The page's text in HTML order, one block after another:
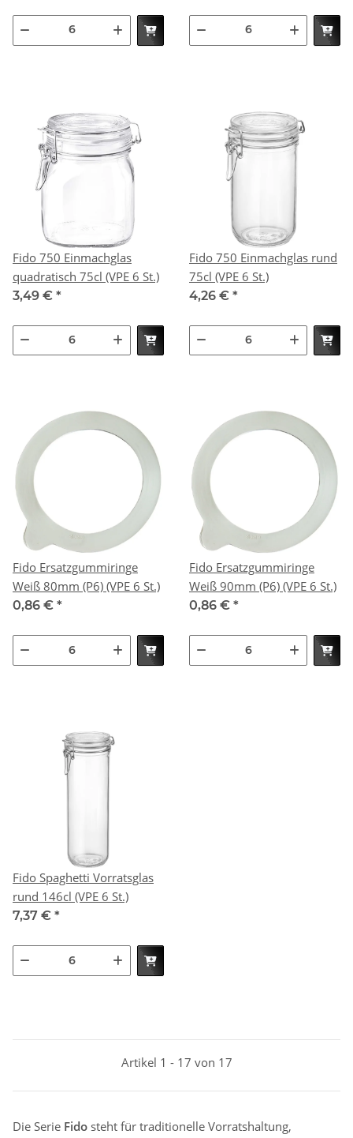
Fido 750 Einmachglas
quadratisch 75cl (VPE 6 St.)
3,49 € *
Fido 750 Einmachglas rund
75cl (VPE 6 St.)
4,26 € *
Fido Ersatzgummiringe
Weiß 80mm (P6) (VPE 6 St.)
0,86 € *
Fido Ersatzgummiringe
Weiß 90mm (P6) (VPE 6 St.)
0,86 € *
Fido Spaghetti Vorratsglas
rund 146cl (VPE 6 St.)
7,37 € *
Artikel 1 - 17 von 17
Die Serie Fido steht für traditionelle Vorratshaltung,